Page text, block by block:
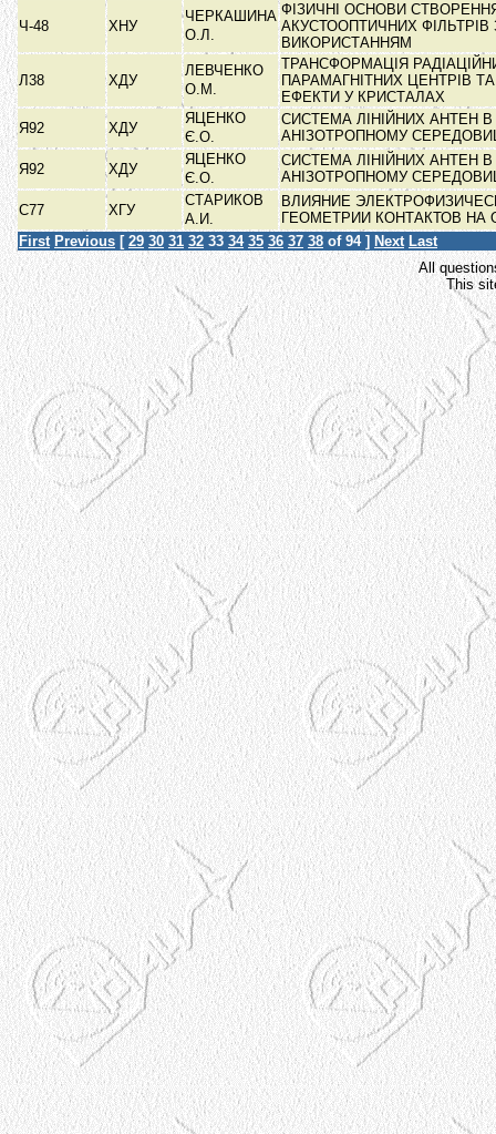
Ч-48 ХНУ
ЧЕРКАШИНА
О.Л.
ФІЗИЧНІ ОСНОВИ
АКУСТООПТИЧНИХ ФІЛЬТРІВ
ВИКОРИСТАННЯМ
Л38 ХДУ
ЛЕВЧЕНКО
О.М.
ТРАНСФОРМАЦІЯ
ПАРАМАГНІТНИХ ЦЕНТРІВ
ЕФЕКТИ У КРИСТАЛАХ
Я92
ХДУ
ЯЦЕНКО
Є.О.
СИСТЕМА ЛІНІЙНИХ АНТЕН
АНІЗОТРОПНОМУ
Я92
ХДУ
ЯЦЕНКО
Є.О.
СИСТЕМА ЛІНІЙНИХ АНТЕН
АНІЗОТРОПНОМУ
C77
ХГУ
СТАРИКОВ
А.И.
ВЛИЯНИЕ
ГЕОМЕТРИИ КОНТАКТОВ
First Previous [ 29 30 31 32 33 34 35 36 37 38 of 94 ] Next Last
All
This